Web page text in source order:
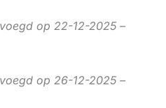
op 22-12-2025 –
op 26-12-2025 –